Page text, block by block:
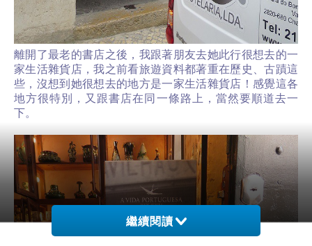
離開了最老的書店之後，我跟著朋友去她此行很想去的一
家生活雜貨店，我之前看旅遊資料都著重在歷史、古蹟這
些，沒想到她很想去的地方是一家生活雜貨店 ！ 感覺這各
地方很特別，又跟書店在同一條路上，當然要順道去一
下。
繼續閱讀